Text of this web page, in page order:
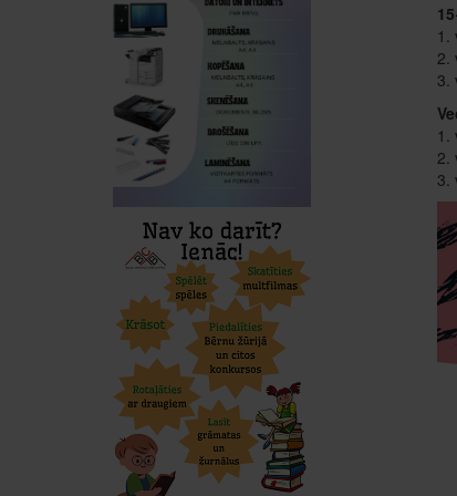
1.
2.
3.
1.
2.
3.